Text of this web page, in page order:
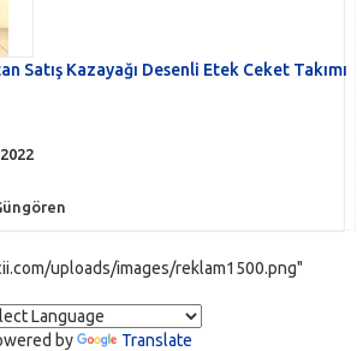
Satış Kazayağı Desenli Etek Ceket Takımı
uploads/images/reklam1500.png"
by Translate